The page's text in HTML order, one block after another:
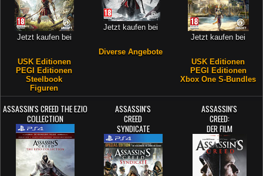
Jetzt kaufen bei
USK Editionen
PEGI Editionen
Steelbook
Figuren
Jetzt kaufen bei
Diverse Angebote
Jetzt kaufen bei
USK Editionen
PEGI Editionen
Xbox One S-Bundles
ASSASSIN'S CREED THE EZIO
COLLECTION
ASSASSIN'S
CREED
SYNDICATE
ASSASSIN'S
CREED:
DER FILM